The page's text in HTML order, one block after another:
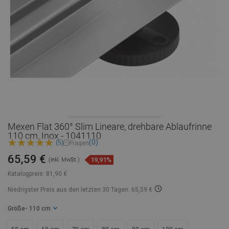
Mexen Flat 360° Slim Lineare, drehbare Ablaufrinne
110 cm, Inox - 1041110
(5) Fragen(0)
Katalogpreis: 81,90 €
65,59 € (inkl. MwSt.) 19,91%
Niedrigster Preis aus den letzten 30 Tagen: 65,59 €
Größe - 110 cm